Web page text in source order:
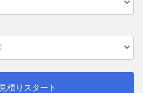
見積りスタート